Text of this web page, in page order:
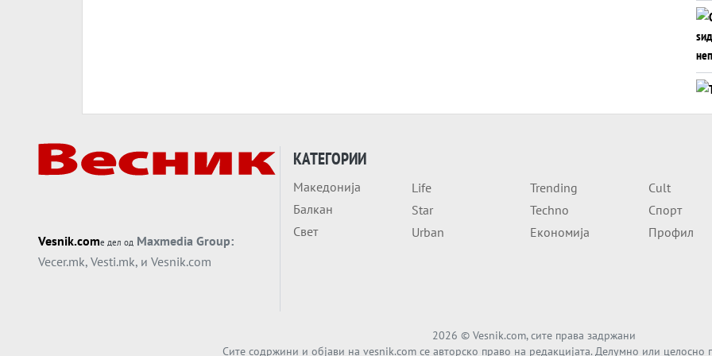
Vesnik.comе дел од Maxmedia Group:
Vecer.mk, Vesti.mk, и Vesnik.com
КАТЕГОРИИ
Македонија
Балкан
Свет
Life
Star
Urban
Trending
Techno
Економија
Cult
Спорт
Профил
2026 © Vesnik.com, сите права задржани
Сите содржини и објави на vesnik.com се авторско право на редакцијата. Делумно или целосно